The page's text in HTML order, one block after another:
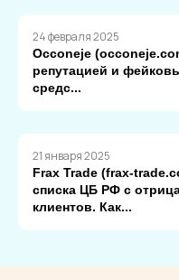
24 февраля 2025
Occoneje
репутацией и
средс...
21 января 2025
Frax Trade (frax-
списка ЦБ РФ с
клиентов. Как...